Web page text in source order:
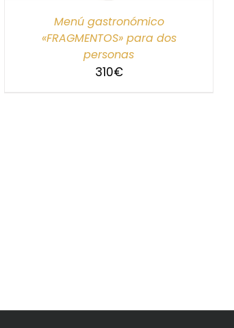
Menú gastronómico
«FRAGMENTOS» para dos
personas
310€